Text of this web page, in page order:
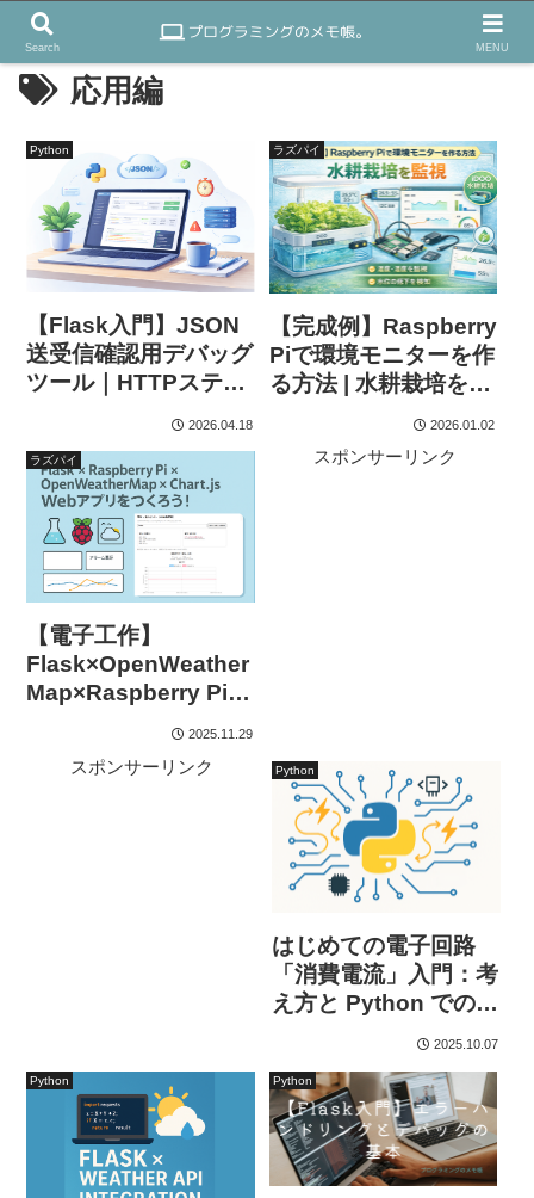
応用編
Python
【Flask入門】JSON
送受信確認用デバッグ
ツール｜HTTPステー
2026.04.18
ラズパイ
【完成例】Raspberry
Piで環境モニターを作
る方法 | 水耕栽培を監
2026.01.02
ラズパイ
【電子工作】
Flask×OpenWeather
Map×Raspberry Piで
作る！-Chart.js版-2025.11.29
スポンサーリンク
スポンサーリンク Python
はじめての電子回路
「消費電流」入門：考
え方と Python でのカ
ンタン計算ツール2025.10.07
Python Python
Search MENU